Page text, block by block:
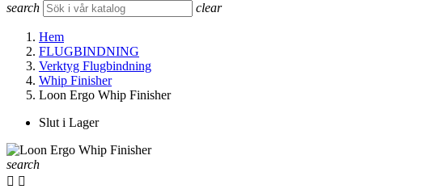
search clear
Hem
FLUGBINDNING
Verktyg Flugbindning
Whip Finisher
Loon Ergo Whip Finisher
Slut i Lager
search
 